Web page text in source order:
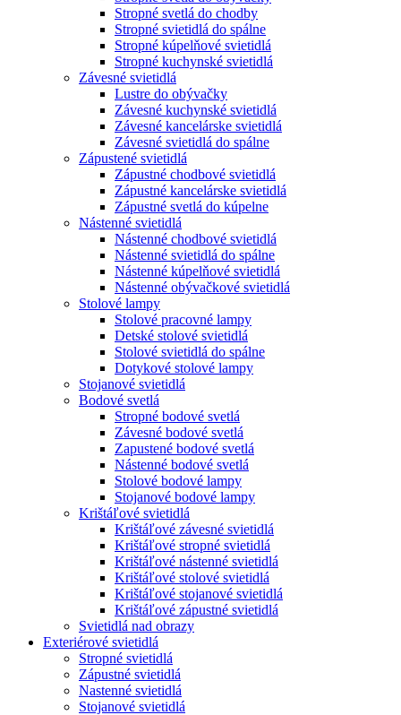
Stropné svetlá do chodby
Stropné svietidlá do spálne
Stropné kúpelňové svietidlá
Stropné kuchynské svietidlá
Závesné svietidlá
Lustre do obývačky
Závesné kuchynské svietidlá
Závesné kancelárske svietidlá
Závesné svietidlá do spálne
Zápustené svietidlá
Zápustné chodbové svietidlá
Zápustné kancelárske svietidlá
Zápustné svetlá do kúpelne
Nástenné svietidlá
Nástenné chodbové svietidlá
Nástenné svietidlá do spálne
Nástenné kúpelňové svietidlá
Nástenné obývačkové svietidlá
Stolové lampy
Stolové pracovné lampy
Detské stolové svietidlá
Stolové svietidlá do spálne
Dotykové stolové lampy
Stojanové svietidlá
Bodové svetlá
Stropné bodové svetlá
Závesné bodové svetlá
Zapustené bodové svetlá
Nástenné bodové svetlá
Stolové bodové lampy
Stojanové bodové lampy
Krištáľové svietidlá
Krištáľové závesné svietidlá
Krištáľové stropné svietidlá
Krištáľové nástenné svietidlá
Krištáľové stolové svietidlá
Krištáľové stojanové svietidlá
Krištáľové zápustné svietidlá
Svietidlá nad obrazy
Exteriérové svietidlá
Stropné svietidlá
Zápustné svietidlá
Nastenné svietidlá
Stojanové svietidlá